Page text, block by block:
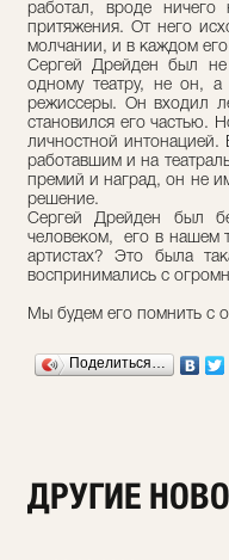
работал, вроде
притяжения. От него
молчании, и в каждом
Сергей Дрейден был
одному театру, не он,
режиссеры. Он входил
становился его частью.
личностной интонацией.
работавшим и на
премий и наград, он не
решение.
Сергей Дрейден был
человеком, его в нашем
артистах? Это была
воспринимались с
Мы будем его помнить с
Поделиться…
ДРУГИЕ